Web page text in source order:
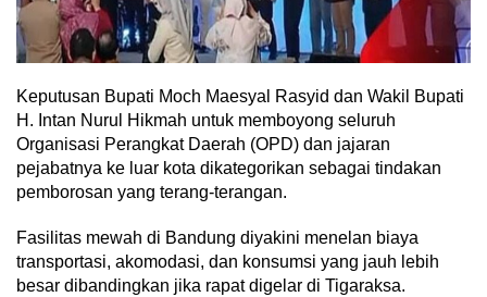
Keputusan Bupati Moch Maesyal Rasyid dan Wakil Bupati
H. Intan Nurul Hikmah untuk memboyong seluruh
Organisasi Perangkat Daerah (OPD) dan jajaran
pejabatnya ke luar kota dikategorikan sebagai tindakan
pemborosan yang terang-terangan.
Fasilitas mewah di Bandung diyakini menelan biaya
transportasi, akomodasi, dan konsumsi yang jauh lebih
besar dibandingkan jika rapat digelar di Tigaraksa.